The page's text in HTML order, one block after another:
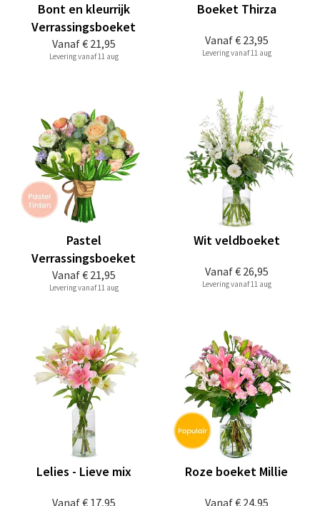
Vanaf€ 21,95
Bont en kleurrijk
Verrassingsboeket
Levering vanaf 11 aug
Vanaf€ 23,95
Boeket Thirza
Levering vanaf 11 aug
Vanaf€ 21,95
Pastel
Verrassingsboeket
Levering vanaf 11 aug
Vanaf€ 26,95
Wit veldboeket
Levering vanaf 11 aug
Vanaf€ 17,95
Lelies - Lieve mix
Vanaf€ 24,95
Roze boeket Millie